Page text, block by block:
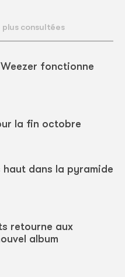
plus consultées
fonctionne
la fin octobre
dans la pyramide
retourne aux
album